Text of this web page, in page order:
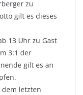
zu
gilt es dieses
13 Uhr zu Gast
3:1 der
gilt es an
letzten